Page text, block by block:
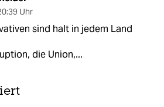
Uhr
sind halt in jedem Land
die Union,...